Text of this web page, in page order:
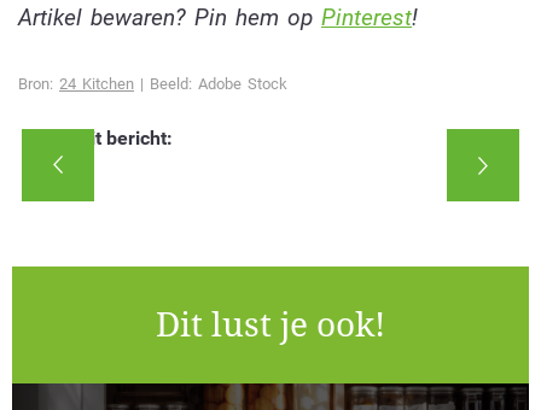
Artikel bewaren? Pin hem op Pinterest!
Bron: 24 Kitchen | Beeld: Adobe Stock
Deel dit bericht:
Dit lust je ook!